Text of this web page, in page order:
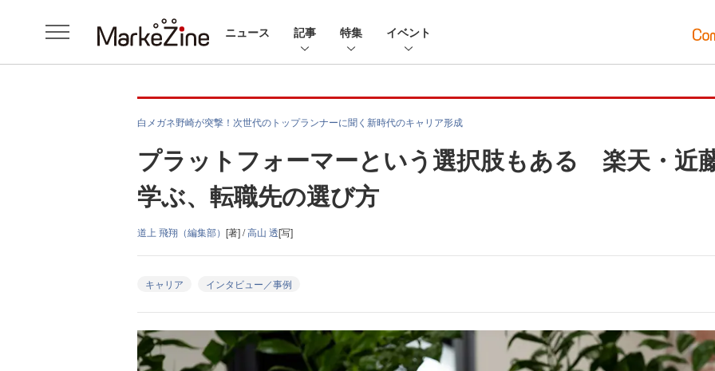
ニュース 記事 特集 イベント
白メガネ野崎が突撃！次世代のトップランナーに聞く新時代のキャリア形成
プラットフォーマーという選択肢もある 楽天・近
学ぶ、転職先の選び方
道上 飛翔（編集部） [著] /高山 透[写]
キャリア インタビュー／事例